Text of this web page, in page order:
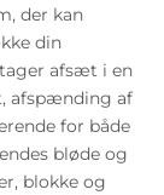
der kan
din
afsæt i en
afspænding af
for både
bløde og
blokke og